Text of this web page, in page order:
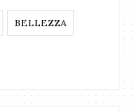
BELLEZZA